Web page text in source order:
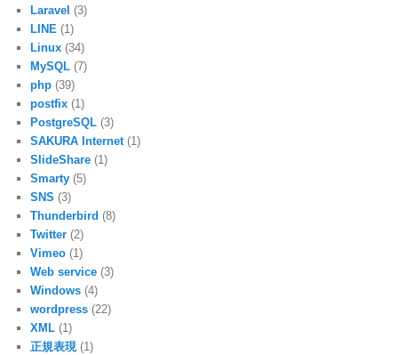
Laravel (3)
LINE (1)
Linux (34)
MySQL (7)
php (39)
postfix (1)
PostgreSQL (3)
SAKURA Internet(1)
SlideShare (1)
Smarty (5)
SNS (3)
Thunderbird (8)
Twitter (2)
Vimeo (1)
Web service (3)
Windows (4)
wordpress (22)
XML (1)
正規表現(1)